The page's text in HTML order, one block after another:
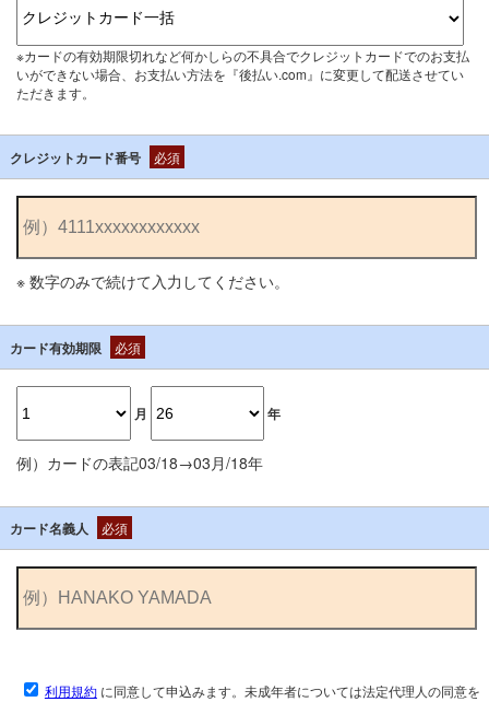
※カードの有効期限切れなど何かしらの不具合でクレジットカードでのお支払
いができない場合、お支払い方法を『後払い.com』に変更して配送させてい
ただきます。
クレジットカード番号 必須
※ 数字のみで続けて入力してください。
カード有効期限 必須
月 年
例）カードの表記03/18→03月/18年
カード名義人 必須
利用規約に同意して申込みます。未成年者については法定代理人の同意を